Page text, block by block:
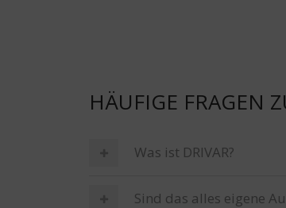
HÄUFIGE FRAGEN
Was ist DRIVAR?
Sind das alles eigene